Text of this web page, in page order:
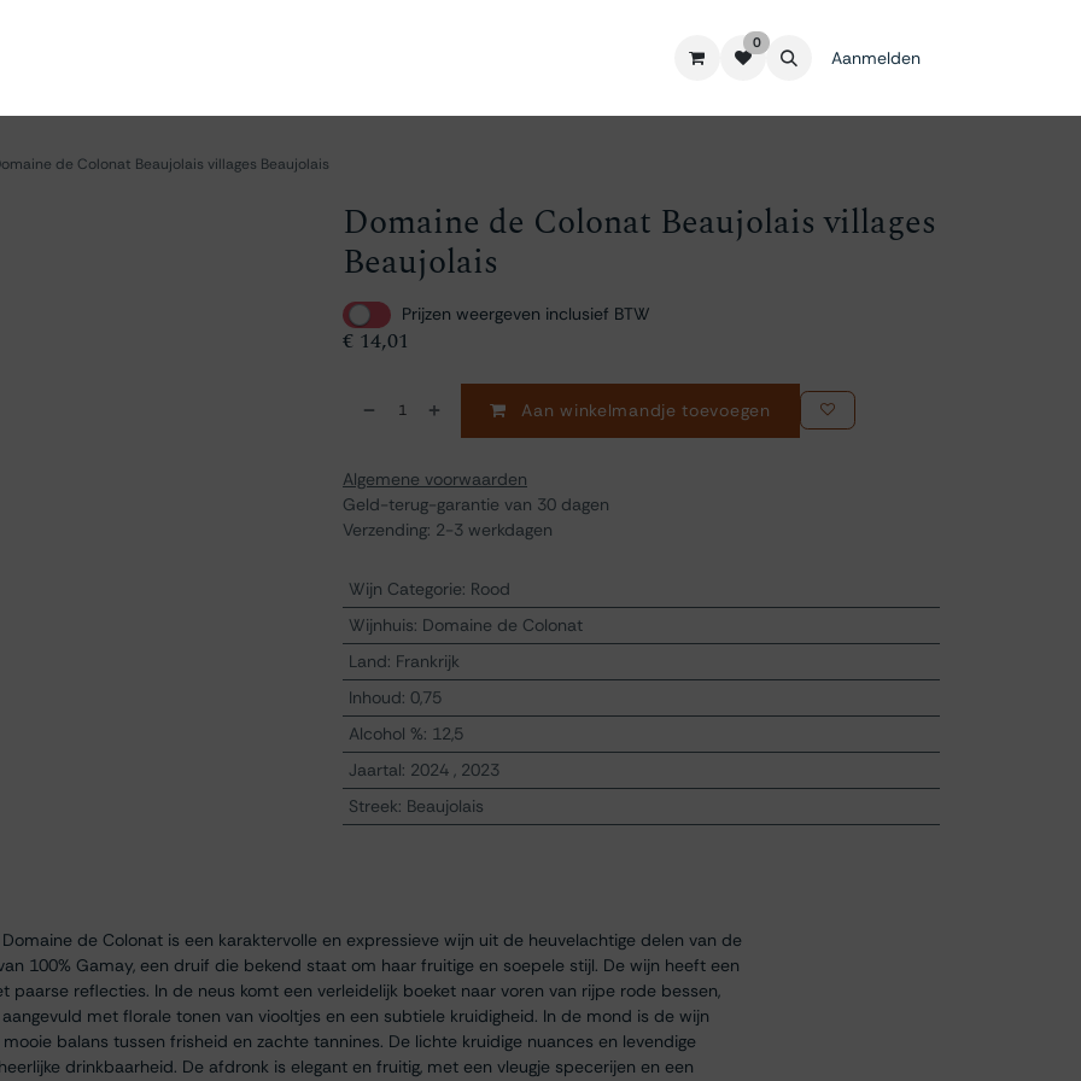
0
Aanmelden
de Colonat Beaujolais villages Beaujolais
Domaine de Colonat Beaujolais villages
Beaujolais
Prijzen weergeven inclusief BTW
€ 14,01
Aan winkelmandje toevoegen
Algemene voorwaarden
Geld-terug-garantie van 30 dagen
Verzending: 2-3 werkdagen
Wijn Categorie: Rood
Wijnhuis: Domaine de Colonat
Land: Frankrijk
Inhoud: 0,75
Alcohol %: 12,5
Jaartal: 2024, 2023
Streek: Beaujolais
Domaine de Colonat is een karaktervolle en expressieve wijn uit de heuvelachtige delen van de
100% Gamay, een druif die bekend staat om haar fruitige en soepele stijl. De wijn heeft een
paarse reflecties. In de neus komt een verleidelijk boeket naar voren van rijpe rode bessen,
met florale tonen van viooltjes en een subtiele kruidigheid. In de mond is de wijn
balans tussen frisheid en zachte tannines. De lichte kruidige nuances en levendige
drinkbaarheid. De afdronk is elegant en fruitig, met een vleugje specerijen en een